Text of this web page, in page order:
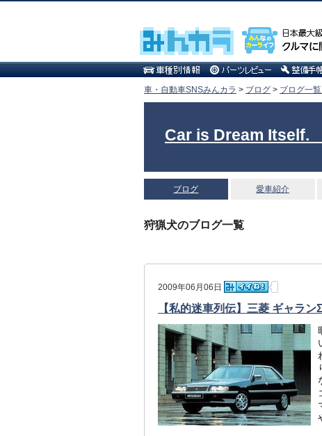
車・自動車SNSみんカラ > ブログ > ブログ一
Car is Dream
ブログ 愛車紹介
狩猟犬のブログ一覧
2009年06月06日
【私的迷車列伝】三菱 ギャラ